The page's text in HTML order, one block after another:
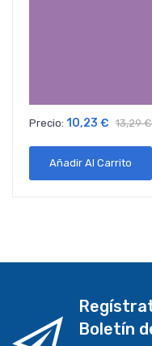
Precio: 10,23 € 13,29 €
Añadir Al Carrito
Boletín